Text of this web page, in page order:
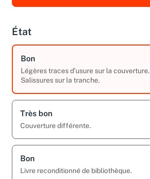
État
Bon
Légères traces d’usure sur la couverture.
Salissures sur la tranche.
Très bon
Couverture différente.
Bon
Livre reconditionné de bibliothèque.